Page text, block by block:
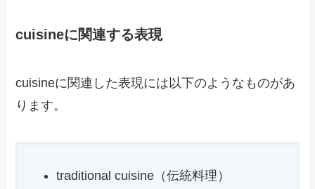
cuisineに関連する表現
cuisineに関連した表現には以下のようなものがあ
ります。
traditional cuisine（伝統料理）